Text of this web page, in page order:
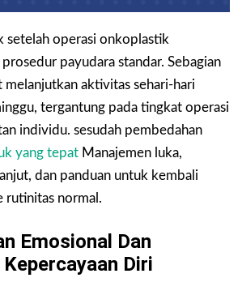
setelah operasi onkoplastik
payudara standar. Sebagian
melanjutkan aktivitas sehari-hari
tergantung pada tingkat operasi
individu. sesudah pembedahan
yang tepat Manajemen luka,
dan panduan untuk kembali
rutinitas normal.
Emosional Dan
Diri